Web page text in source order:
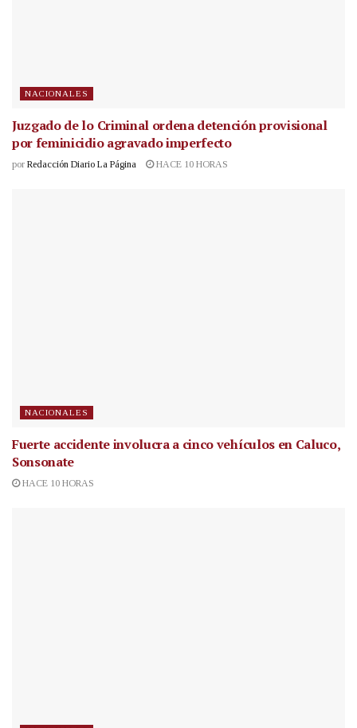
NACIONALES
Juzgado de lo Criminal ordena detención provisional
por feminicidio agravado imperfecto
por Redacción Diario La Página HACE 10 HORAS
NACIONALES
Fuerte accidente involucra a cinco vehículos en Caluco,
Sonsonate
HACE 10 HORAS